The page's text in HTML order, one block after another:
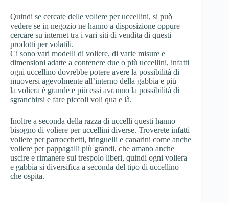
Quindi se cercate delle voliere per uccellini, si può
vedere se in negozio ne hanno a disposizione oppure
cercare su internet tra i vari siti di vendita di questi
prodotti per volatili.
Ci sono vari modelli di voliere, di varie misure e
dimensioni adatte a contenere due o più uccellini, infatti
ogni uccellino dovrebbe potere avere la possibilità di
muoversi agevolmente all’interno della gabbia e più
la voliera è grande e più essi avranno la possibilità di
sgranchirsi e fare piccoli voli qua e là.
Inoltre a seconda della razza di uccelli questi hanno
bisogno di voliere per uccellini diverse. Troverete infatti
voliere per parrocchetti, fringuelli e canarini come anche
voliere per pappagalli più grandi, che amano anche
uscire e rimanere sul trespolo liberi, quindi ogni voliera
e gabbia si diversifica a seconda del tipo di uccellino
che ospita.